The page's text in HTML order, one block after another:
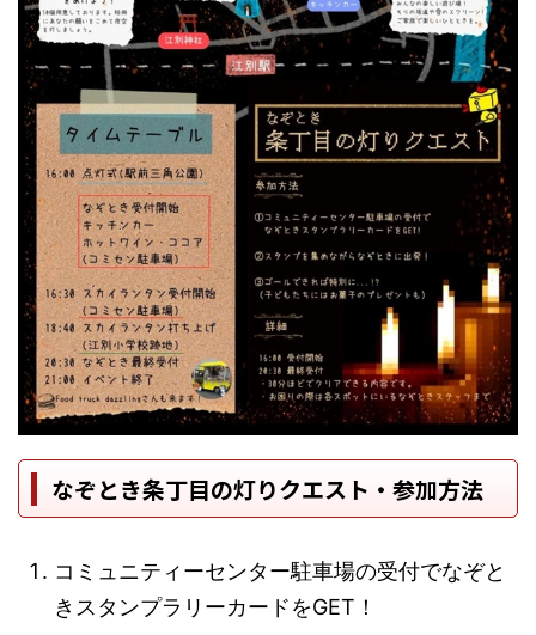
なぞとき条丁目の灯りクエスト・参加方法
コミュニティーセンター駐車場の受付でなぞと
きスタンプラリーカードをGET！